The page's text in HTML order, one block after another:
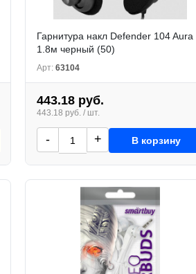
Гарнитура накл Defender 104 Aura
1.8м черный (50)
Арт: 63104
443.18 руб.
443.18 руб. / шт.
- + В корзину